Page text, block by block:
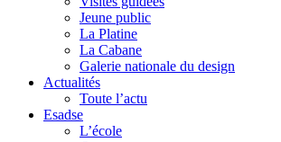
Jeune public
La Platine
La Cabane
Galerie nationale du design
Actualités
Toute l’actu
Esadse
L’école